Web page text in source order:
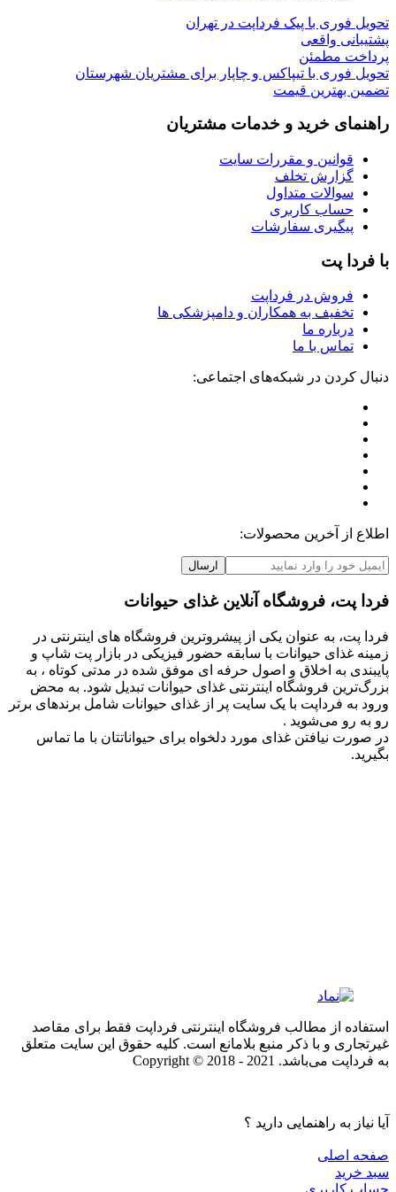
تحویل فوری با پیک فرداپت در تهران
پشتیبانی واقعی
پرداخت مطمئن
تحویل فوری با تیپاکس و چاپار برای مشتریان شهرستان
تضمین بهترین قیمت
راهنمای خرید و خدمات مشتریان
قوانین و مقررات سایت
گزارش تخلف
سوالات متداول
حساب کاربری
پیگیری سفارشات
با فردا پت
فروش در فرداپت
تخفیف به همکاران و دامپزشکی ها
درباره ما
تماس با ما
دنبال کردن در شبکه‌های اجتماعی:
اطلاع از آخرین محصولات:
ارسال
فردا پت، فروشگاه آنلاین غذای حیوانات
فردا پت، به عنوان یکی از پیشروترین فروشگاه های اینترنتی در
زمینه غذای حیوانات با سابقه حضور فیزیکی در بازار پت شاپ و
پایبندی به اخلاق و اصول حرفه ای موفق شده در مدتی کوتاه ، به
بزرگ‌ترین فروشگاه اینترنتی غذای حیوانات تبدیل شود. به محض
ورود به فرداپت با یک سایت پر از غذای حیوانات شامل برندهای برتر
رو به رو می‌شوید .
در صورت نیافتن غذای مورد دلخواه برای حیواناتتان با ما تماس
بگیرید.
استفاده از مطالب فروشگاه اینترنتی فرداپت فقط برای مقاصد
غیرتجاری و با ذکر منبع بلامانع است. کلیه حقوق این سایت متعلق
به فرداپت می‌باشد. Copyright © 2018 - 2021
آیا نیاز به راهنمایی دارید ؟
صفحه اصلی
سبد خرید
حساب کاربری